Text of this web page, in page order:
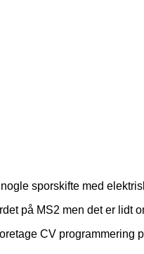
sporskifte med
på MS2 men det er lidt
CV